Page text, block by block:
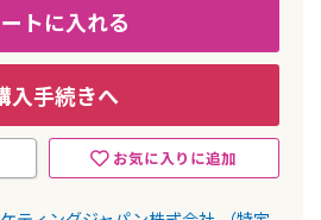
トに入れる
入手続きへ
お気に入りに追加